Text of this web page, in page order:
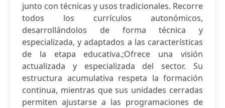
junto con técnicas y usos tradicionales. Recorre
todos los currículos autonómicos,
desarrollándolos de forma técnica y
especializada, y adaptados a las características
de la etapa educativa.;Ofrece una visión
actualizada y especializada del sector. Su
estructura acumulativa respeta la formación
continua, mientras que sus unidades cerradas
permiten ajustarse a las programaciones de